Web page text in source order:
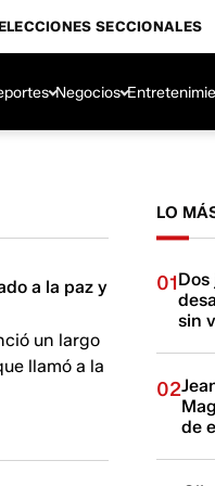
SECCIONALES
Negocios
a la paz y
un largo
llamó a la
LO
01
sin
02
de